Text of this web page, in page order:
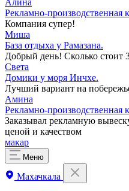
Алина
Рекламно-производственная
Компания супер!
Миша
База отдыха у Рамазана.
Добрый день! Сколько стоит
Света
Домики у моря Инчхе.
Лучший вариант на
Амина
Рекламно-производственная
Заказывал рекламную
ценой и качеством
макар
Меню
Махачкала